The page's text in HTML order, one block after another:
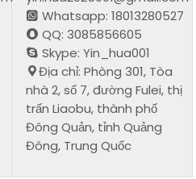
Whatsapp: 18013280527
QQ: 3085856605
Skype: Yin_hua001
Địa chỉ: Phòng 301, Tòa
nhà 2, số 7, đường Fulei, thị
trấn Liaobu, thành phố
Đông Quản, tỉnh Quảng
Đông, Trung Quốc